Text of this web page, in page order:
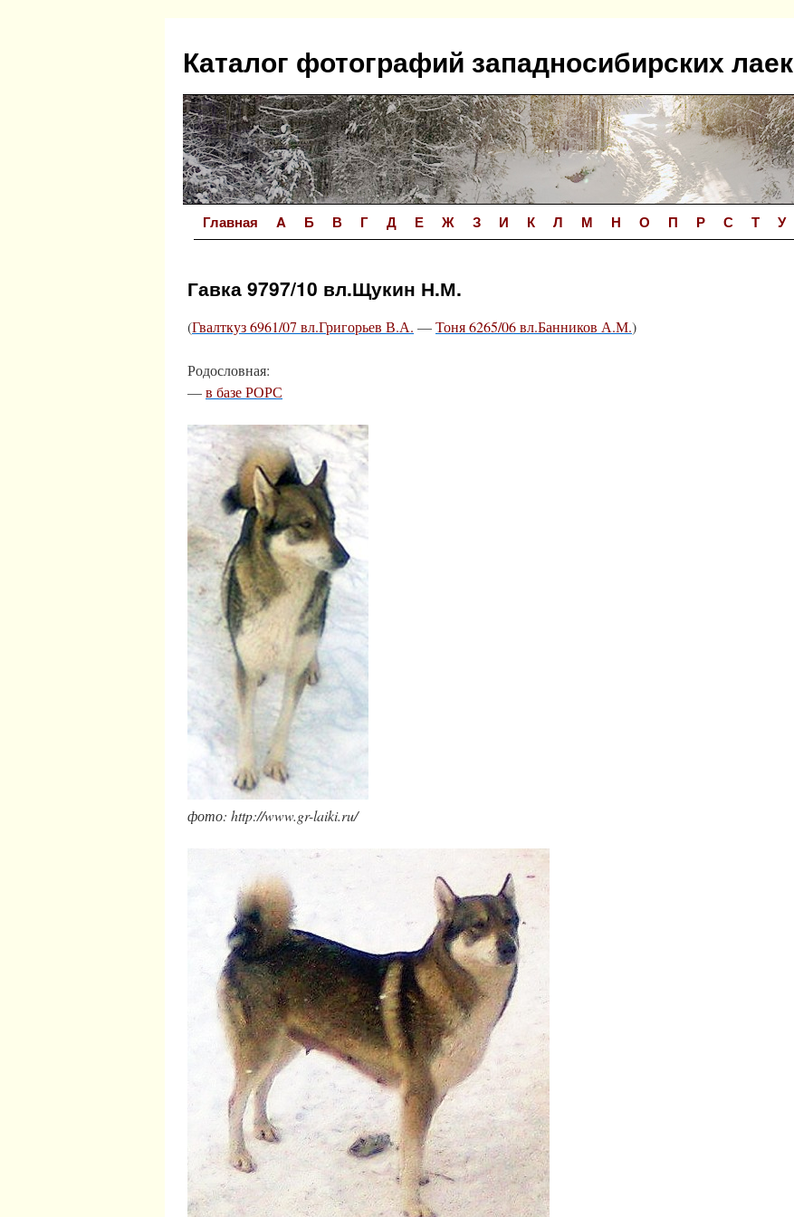
содержимому
Каталог фотографий западносибирских лаек
Главная A Б В Г Д Е Ж З И К Л М Н О П Р С Т У
Гавка 9797/10 вл.Щукин Н.М.
(Гвалткуз 6961/07 вл.Григорьев В.А. —Тоня 6265/06 вл.Банников А.М.)
Родословная:
—в базе РОРС
фото: http://www.gr-laiki.ru/